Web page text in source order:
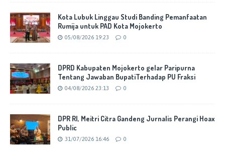
Kota Lubuk Linggau Studi Banding Pemanfaatan
Rumija untuk PAD Kota Mojokerto
05/08/2026 19:23 0
DPRD Kabupaten Mojokerto gelar Paripurna
Tentang Jawaban BupatiTerhadap PU Fraksi
04/08/2026 23:13 0
DPR RI, Meitri Citra Gandeng Jurnalis Perangi Hoax
Public
31/07/2026 16:46 0